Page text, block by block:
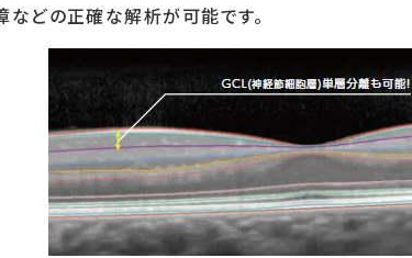
どの正確な解析が可能です。